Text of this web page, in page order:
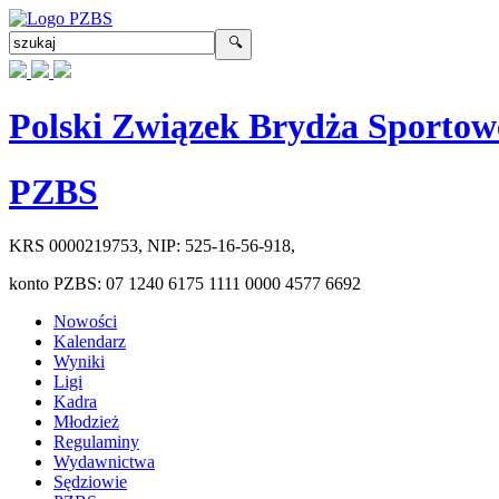
Polski Związek Brydża
PZBS
KRS 0000219753, NIP: 525-16-56-918,
konto PZBS: 07 1240 6175 1111 0000 4577 6692
Nowości
Kalendarz
Wyniki
Ligi
Kadra
Młodzież
Regulaminy
Wydawnictwa
Sędziowie